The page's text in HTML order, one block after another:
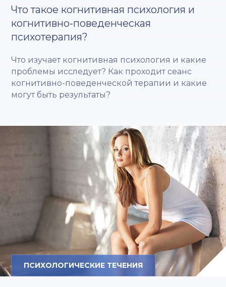
Что такое когнитивная психология и
когнитивно-поведенческая
психотерапия?
Что изучает когнитивная психология и какие
проблемы исследует? Как проходит сеанс
когнитивно-поведенческой терапии и какие
могут быть результаты?
ПСИХОЛОГИЧЕСКИЕ ТЕЧЕНИЯ